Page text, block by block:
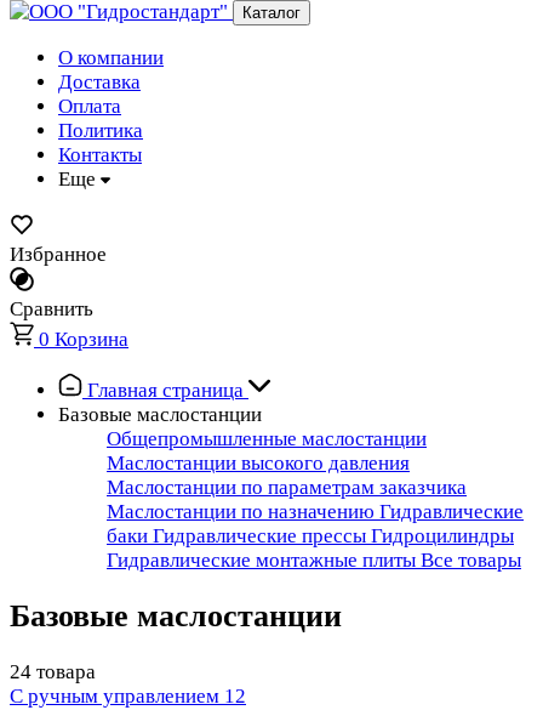
Каталог
О компании
Доставка
Оплата
Политика
Контакты
Еще
Избранное
Сравнить
0 Корзина
Главная страница
Базовые маслостанции
Общепромышленные маслостанции
Маслостанции высокого давления
Маслостанции по параметрам заказчика
Маслостанции по назначению Гидравлические
баки Гидравлические прессы Гидроцилиндры
Гидравлические монтажные плиты Все товары
Базовые маслостанции
24 товара
С ручным управлением 12